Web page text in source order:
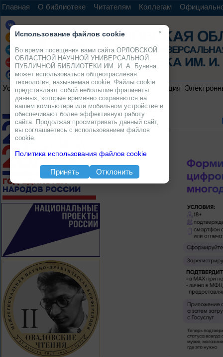
Главная О библиотеке Читателям Коллегам
Услуги Ресурсы Проекты Электронная коллекция
×
Использование файлов cookie
Во время посещения вами сайта ОРЛОВСКОЙ
ОБЛАСТНОЙ НАУЧНОЙ УНИВЕРСАЛЬНОЙ
ПУБЛИЧНОЙ БИБЛИОТЕКИ ИМ. И. А. Бунина
может использоваться общеотраслевая
технология, называемая cookie. Файлы cookie
представляют собой небольшие фрагменты
данных, которые временно сохраняются на
вашем компьютере или мобильном устройстве и
обеспечивают более эффективную работу
сайта. Продолжая просматривать данный сайт,
вы соглашаетесь с использованием файлов
cookie.
Политика использования файлов cookie
Принять Отклонить